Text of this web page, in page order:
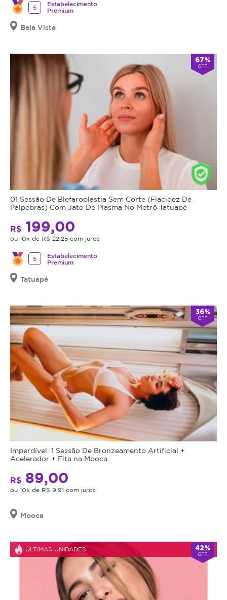
5
Estabelecimento
Premium
Bela Vista
67%
OFF
01 Sessão De Blefaroplastia Sem Corte (Flacidez De
Pálpebras) Com Jato De Plasma No Metrô Tatuapé
R$ 199,00
ou 10x de R$ 22,25 com juros
5
Estabelecimento
Premium
Tatuapé
36%
OFF
Imperdível: 1 Sessão De Bronzeamento Artificial +
Acelerador + Fita na Mooca
R$ 89,00
ou 10x de R$ 9,91 com juros
Mooca
ÚLTIMAS UNIDADES 42%
OFF